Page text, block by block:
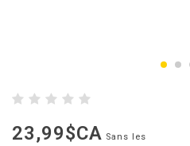
23,99$CA Sans les